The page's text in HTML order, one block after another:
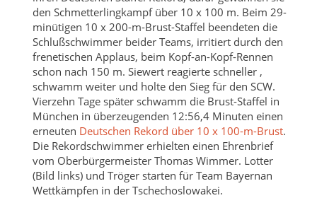
den Schmetterlingkampf über 10 x 100 m. Beim 29-
minütigen 10 x 200-m-Brust-Staffel beendeten die
Schlußschwimmer beider Teams, irritiert durch den
frenetischen Applaus, beim Kopf-an-Kopf-Rennen
schon nach 150 m. Siewert reagierte schneller ,
schwamm weiter und holte den Sieg für den SCW.
Vierzehn Tage später schwamm die Brust-Staffel in
München in überzeugenden 12:56,4 Minuten einen
erneuten Deutschen Rekord über 10 x 100-m-Brust.
Die Rekordschwimmer erhielten einen Ehrenbrief
vom Oberbürgermeister Thomas Wimmer. Lotter
(Bild links) und Tröger starten für Team Bayernan
Wettkämpfen in der Tschechoslowakei.